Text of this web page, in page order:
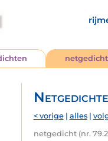
< vorige| alles|
netgedicht (nr.